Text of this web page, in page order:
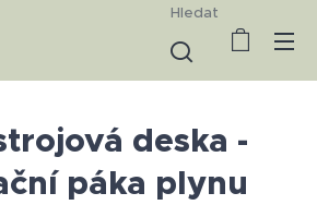
Hledat
deska -
páka plynu